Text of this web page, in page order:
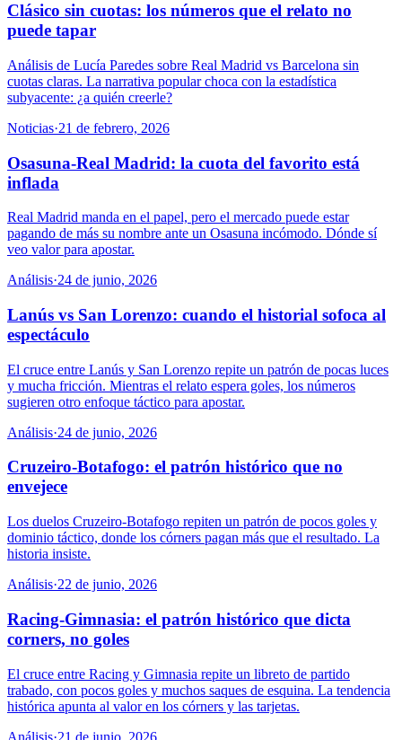
Clásico sin cuotas: los números que el relato no
puede tapar
Análisis de Lucía Paredes sobre Real Madrid vs Barcelona sin
cuotas claras. La narrativa popular choca con la estadística
subyacente: ¿a quién creerle?
Noticias·21 de febrero, 2026
Osasuna-Real Madrid: la cuota del favorito está
inflada
Real Madrid manda en el papel, pero el mercado puede estar
pagando de más su nombre ante un Osasuna incómodo. Dónde sí
veo valor para apostar.
Análisis·24 de junio, 2026
Lanús vs San Lorenzo: cuando el historial sofoca al
espectáculo
El cruce entre Lanús y San Lorenzo repite un patrón de pocas luces
y mucha fricción. Mientras el relato espera goles, los números
sugieren otro enfoque táctico para apostar.
Análisis·24 de junio, 2026
Cruzeiro-Botafogo: el patrón histórico que no
envejece
Los duelos Cruzeiro-Botafogo repiten un patrón de pocos goles y
dominio táctico, donde los córners pagan más que el resultado. La
historia insiste.
Análisis·22 de junio, 2026
Racing-Gimnasia: el patrón histórico que dicta
corners, no goles
El cruce entre Racing y Gimnasia repite un libreto de partido
trabado, con pocos goles y muchos saques de esquina. La tendencia
histórica apunta al valor en los córners y las tarjetas.
Análisis·21 de junio, 2026